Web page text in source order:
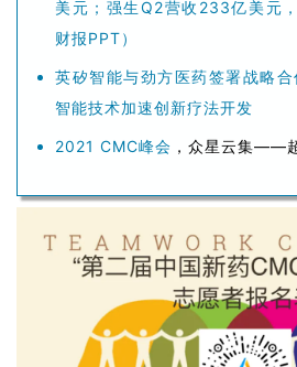
点击这里，欣赏更多精彩内容！